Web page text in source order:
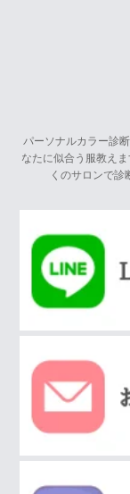
パーソナルカラー診
なたに似合う服教え
くのサロンで診